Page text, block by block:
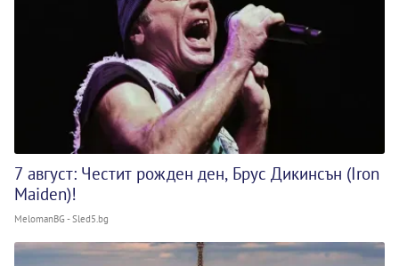
7 август: Честит рожден ден, Брус Дикинсън (Iron
Maiden)!
MelomanBG - Sled5.bg